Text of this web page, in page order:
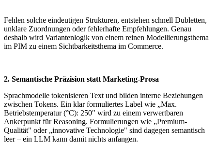
Fehlen solche eindeutigen Strukturen, entstehen schnell Dubletten,
unklare Zuordnungen oder fehlerhafte Empfehlungen. Genau
deshalb wird Variantenlogik von einem reinen Modellierungsthema
im PIM zu einem Sichtbarkeitsthema im Commerce.
2. Semantische Präzision statt Marketing-Prosa
Sprachmodelle tokenisieren Text und bilden interne Beziehungen
zwischen Tokens. Ein klar formuliertes Label wie „Max.
Betriebstemperatur (°C): 250" wird zu einem verwertbaren
Ankerpunkt für Reasoning. Formulierungen wie „Premium-
Qualität" oder „innovative Technologie" sind dagegen semantisch
leer – ein LLM kann damit nichts anfangen.